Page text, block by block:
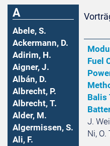
A
Abele, S.
Ackermann, D.
Adirim, H.
Aigner, J.
Albán, D.
Albrecht, P.
Albrecht, T.
Alder, M.
Algermissen, S.
Ali, F.
Fuel
Balis
J.
Ni, O.